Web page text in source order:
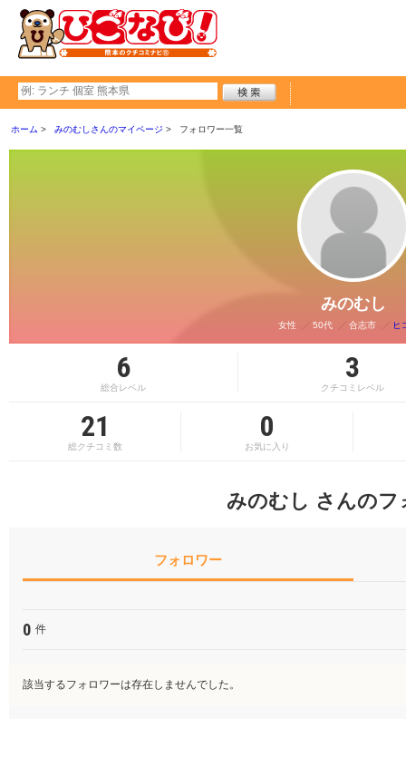
ホーム みのむしさんのマイページ フォロワー一覧
みのむし
女性 50代 合志市 ヒ
6
総合レベル
3
クチコミレベル
21
総クチコミ数
0
お気に入り
みのむし さんのフ
フォロワー
0 件
該当するフォロワーは存在しませんでした。